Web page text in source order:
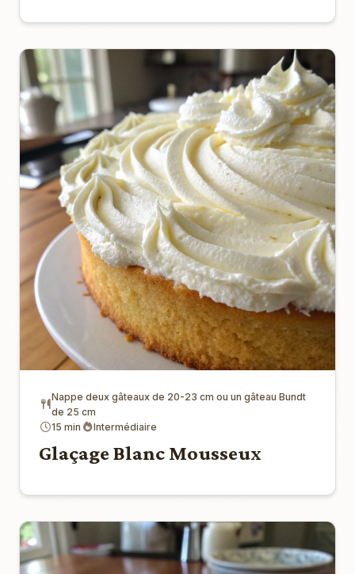
Nappe deux gâteaux de 20-23 cm ou un gâteau Bundt
de 25 cm
15 min
Intermédiaire
Glaçage Blanc Mousseux